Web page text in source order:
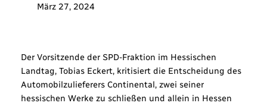
März 27, 2024
Der Vorsitzende der SPD-Fraktion im Hessischen
Landtag, Tobias Eckert, kritisiert die Entscheidung des
Automobilzulieferers Continental, zwei seiner
hessischen Werke zu schließen und allein in Hessen